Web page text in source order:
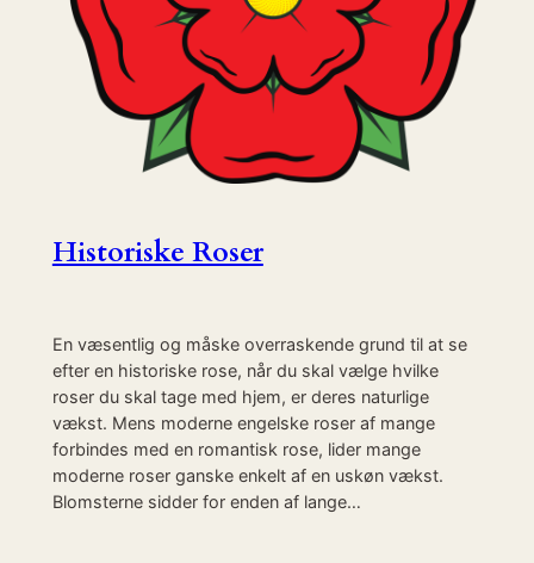
Historiske Roser
En væsentlig og måske overraskende grund til at se
efter en historiske rose, når du skal vælge hvilke
roser du skal tage med hjem, er deres naturlige
vækst. Mens moderne engelske roser af mange
forbindes med en romantisk rose, lider mange
moderne roser ganske enkelt af en uskøn vækst.
Blomsterne sidder for enden af lange…